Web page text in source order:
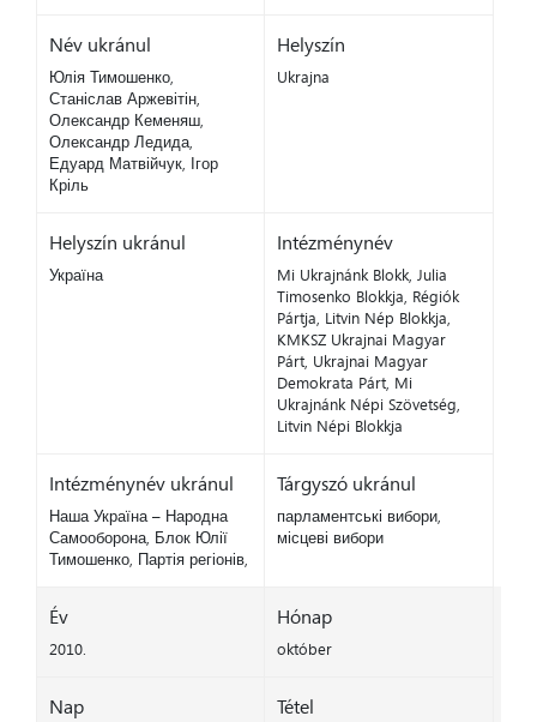
Név ukránul
Юлія Тимошенко,
Станіслав Аржевітін,
Олександр Кеменяш,
Олександр Ледида,
Едуард Матвійчук, Ігор
Кріль
Helyszín
Ukrajna
Helyszín ukránul
Україна
Intézménynév
Mi Ukrajnánk Blokk, Julia
Timosenko Blokkja, Régiók
Pártja, Litvin Nép Blokkja,
KMKSZ Ukrajnai Magyar
Párt, Ukrajnai Magyar
Demokrata Párt, Mi
Ukrajnánk Népi Szövetség,
Litvin Népi Blokkja
Intézménynév ukránul
Наша Україна – Народна
Самооборона, Блок Юлії
Тимошенко, Партія регіонів,
Tárgyszó ukránul
парламентські вибори,
місцеві вибори
Év
2010.
Hónap
október
Nap Tétel